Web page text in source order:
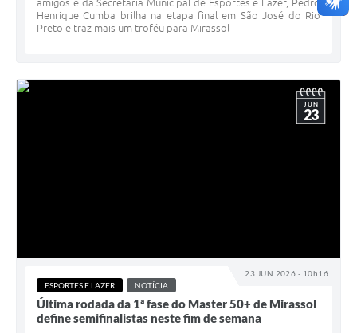
amigos e da Secretaria Municipal de Esportes e Lazer, Pedro
Henrique Cumba brilha na etapa final em São José do Rio
Preto e traz mais um troféu para Mirassol
23 JUN 2026 - 10h16
JUN
23
ESPORTES E LAZER NOTÍCIA
Última rodada da 1ª fase do Master 50+ de Mirassol
define semifinalistas neste fim de semana